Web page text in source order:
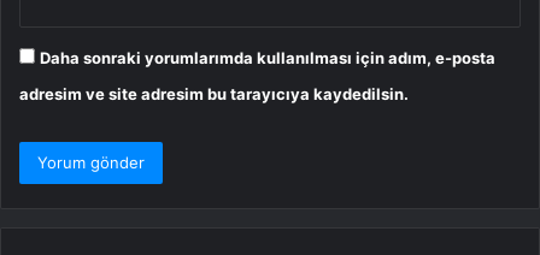
Daha sonraki yorumlarımda kullanılması için adım, e-posta
adresim ve site adresim bu tarayıcıya kaydedilsin.